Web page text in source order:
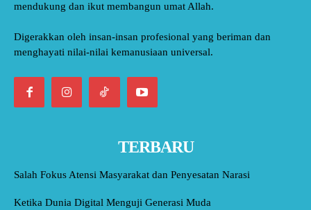
mendukung dan ikut membangun umat Allah.
Digerakkan oleh insan-insan profesional yang beriman dan
menghayati nilai-nilai kemanusiaan universal.
TERBARU
Salah Fokus Atensi Masyarakat dan Penyesatan Narasi
Ketika Dunia Digital Menguji Generasi Muda